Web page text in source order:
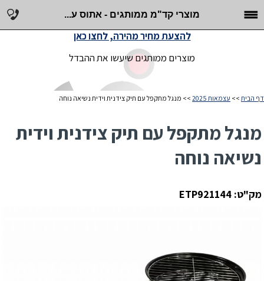
מוצרי קד"מ ממותגים - אתוס ע...
מוצרים ממותגים שיעשו את ההבדל
להצעת מחיר מהירה, לחצו כאן
דף הבית >> עצמאות 2025 >> מנגל מתקפל עם תיק צידנית וידית נשיאה נוחה
מנגל מתקפל עם תיק צידנית וידית
נשיאה נוחה
מק"ט: ETP921144